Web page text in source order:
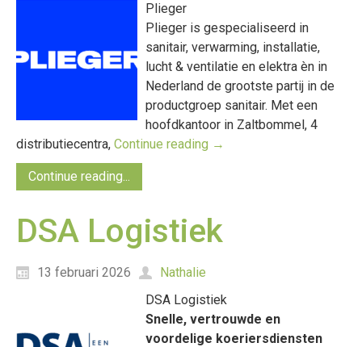
Plieger
Plieger is gespecialiseerd in
sanitair, verwarming, installatie,
lucht & ventilatie en elektra èn in
Nederland de grootste partij in de
productgroep sanitair. Met een
hoofdkantoor in Zaltbommel, 4
distributiecentra, Continue reading →
Continue reading...
DSA Logistiek
13 februari 2026
Nathalie
DSA Logistiek
Snelle, vertrouwde en
voordelige koeriersdiensten